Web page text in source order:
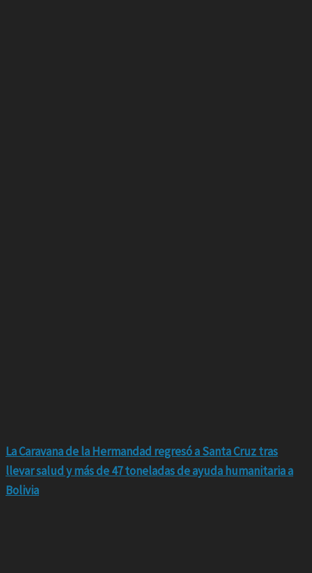
La Caravana de la Hermandad regresó a Santa Cruz tras
llevar salud y más de 47 toneladas de ayuda humanitaria a
Bolivia